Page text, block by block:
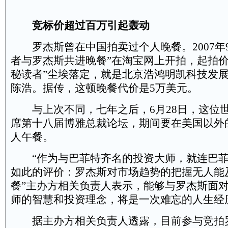
竞标价超过百万引起轰动
罗杰斯曾在中国拍卖过个人晚餐。2007年
者与罗杰斯共进晚餐”在淘宝网上开拍，起拍
秘读者”尘埃落定，就是北京浩鸿明凯科技发
陈浩。据传，这顿晚餐代价是5万美元。
与上次不同，七年之后，6月28日，这位
席第十八届博雅总裁论坛，期间要在美国以
人午餐。
“作为与巴菲特齐名的投资大师，就连巴
如此的评价：罗杰斯对市场趋势的把握无人能
餐”主办方相关负责人表示，能够与罗杰斯面
师的智慧和投资理念，将是一次难忘的人生经
据主办方相关负责人透露，目前参与竞拍